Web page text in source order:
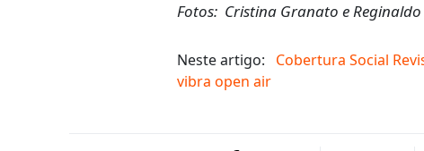
Fotos: Cristina Granato e Reginaldo
Neste artigo: Cobertura Social
vibra open air